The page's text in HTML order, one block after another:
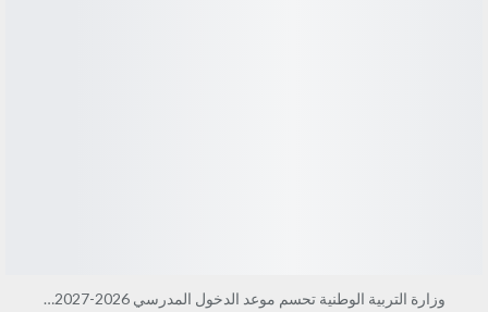
وزارة التربية الوطنية تحسم موعد الدخول المدرسي 2026-2027…